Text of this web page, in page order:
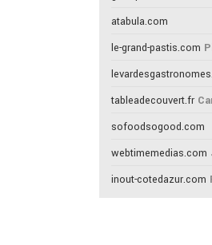
atabula.com
le-grand-pastis.com
tableadecouvert.fr
sofoodsogood.com
webtimemedias.com
inout-cotedazur.com